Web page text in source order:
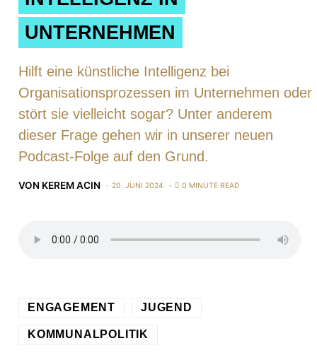
UNTERNEHMEN
Hilft eine künstliche Intelligenz bei
Organisationsprozessen im Unternehmen oder
stört sie vielleicht sogar? Unter anderem
dieser Frage gehen wir in unserer neuen
Podcast-Folge auf den Grund.
VON KEREM ACIN 20. JUNI 2024 0 MINUTE READ
ENGAGEMENT JUGEND
KOMMUNALPOLITIK